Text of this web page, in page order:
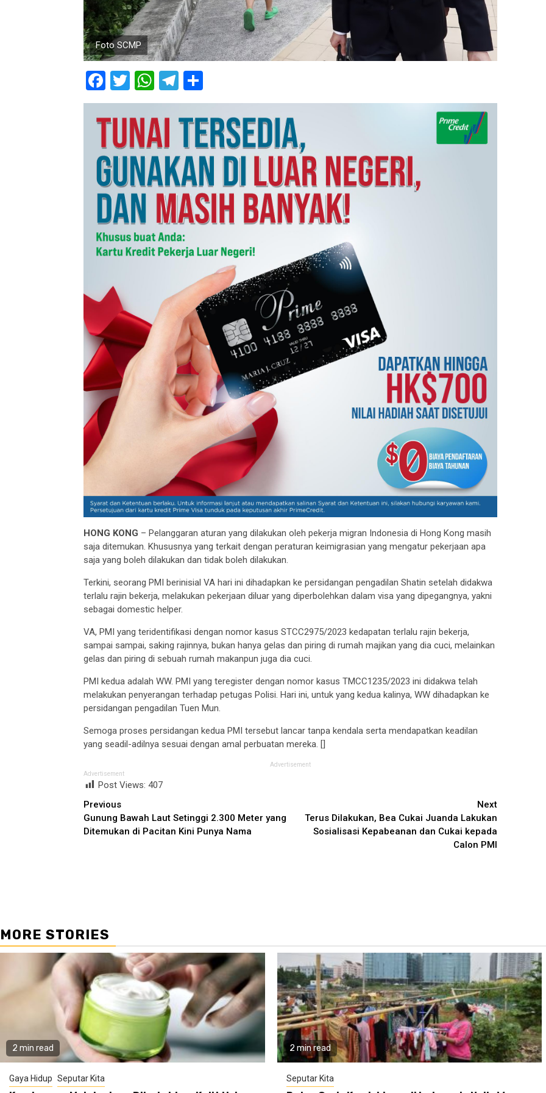
Foto SCMP
Facebook
Twitter
WhatsApp
Telegram
HONG KONG – Pelanggaran aturan yang dilakukan oleh pekerja migran Indonesia di Hong Kong masih
saja ditemukan. Khususnya yang terkait dengan peraturan keimigrasian yang mengatur pekerjaan apa
saja yang boleh dilakukan dan tidak boleh dilakukan.
Terkini, seorang PMI berinisial VA hari ini dihadapkan ke persidangan pengadilan Shatin setelah didakwa
terlalu rajin bekerja, melakukan pekerjaan diluar yang diperbolehkan dalam visa yang dipegangnya, yakni
sebagai domestic helper.
VA, PMI yang teridentifikasi dengan nomor kasus STCC2975/2023 kedapatan terlalu rajin bekerja,
sampai sampai, saking rajinnya, bukan hanya gelas dan piring di rumah majikan yang dia cuci, melainkan
gelas dan piring di sebuah rumah makanpun juga dia cuci.
PMI kedua adalah WW. PMI yang teregister dengan nomor kasus TMCC1235/2023 ini didakwa telah
melakukan penyerangan terhadap petugas Polisi. Hari ini, untuk yang kedua kalinya, WW dihadapkan ke
persidangan pengadilan Tuen Mun.
Semoga proses persidangan kedua PMI tersebut lancar tanpa kendala serta mendapatkan keadilan
yang seadil-adilnya sesuai dengan amal perbuatan mereka. []
Advertisement
Advertisement
Post Views:407
Continue
Reading
Previous
Gunung Bawah Laut Setinggi 2.300 Meter yang
Ditemukan di Pacitan Kini Punya Nama
Next
Terus Dilakukan, Bea Cukai Juanda Lakukan
Sosialisasi Kepabeanan dan Cukai kepada
Calon PMI
MORE STORIES
2 min read
Gaya Hidup Seputar Kita
2 min read
Seputar Kita